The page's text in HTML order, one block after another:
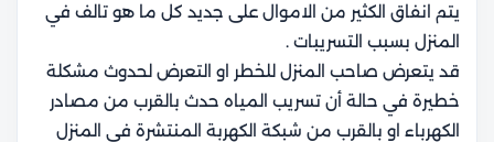
يتم انفاق الكثير من الاموال على جديد كل ما هو تالف في
المنزل بسبب التسريبات .
قد يتعرض صاحب المنزل للخطر او التعرض لحدوث مشكلة
خطيرة في حالة أن تسريب المياه حدث بالقرب من مصادر
الكهرباء او بالقرب من شبكة الكهربة المنتشرة في المنزل